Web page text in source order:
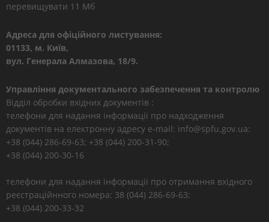
перевищувати 11 Мб
Адреса для офіційного листування:
01133, м. Київ,
вул. Генерала Алмазова, 18/9.
Управління документального забезпечення та контролю
Відділ обробки вхідних документів :
телефони для надання інформації про надходження
документів на електронну адресу e-mail: info@spfu.gov.ua:
+38 (044) 286-69-63; +38 (044) 200-31-90;
+38 (044) 200-30-16
телефони для надання інформації про отримання вхідного
реєстраційнного номера: 38 (044) 286-69-63;
+38 (044) 200-33-32